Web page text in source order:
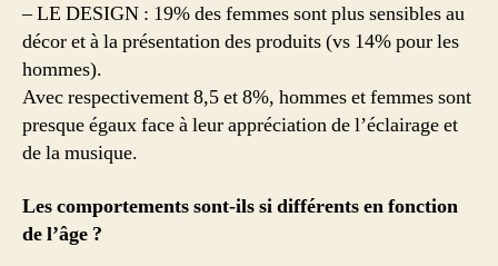
– LE DESIGN : 19% des femmes sont plus sensibles au
décor et à la présentation des produits (vs 14% pour les
hommes).
Avec respectivement 8,5 et 8%, hommes et femmes sont
presque égaux face à leur appréciation de l’éclairage et
de la musique.
Les comportements sont-ils si différents en fonction
de l’âge ?